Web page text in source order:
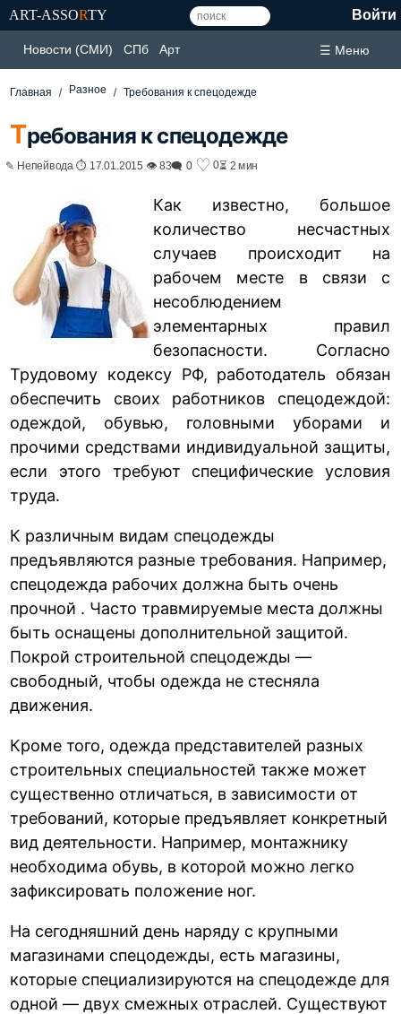
ART-ASSORTY Войти
Новости (СМИ) СПб Арт ☰ Меню
Главная Разное Требования к спецодежде
Требования к спецодежде
✎ Непейвода ⏱ 17.01.2015 👁 83🗨 0 ♡ 0⏳ 2 мин
Как известно, большое
количество несчастных
случаев происходит на
рабочем месте в связи с
несоблюдением
элементарных правил
безопасности. Согласно
Трудовому кодексу РФ, работодатель обязан
обеспечить своих работников спецодеждой:
одеждой, обувью, головными уборами и
прочими средствами индивидуальной защиты,
если этого требуют специфические условия
труда.
К различным видам спецодежды
предъявляются разные требования. Например,
спецодежда рабочих должна быть очень
прочной . Часто травмируемые места должны
быть оснащены дополнительной защитой.
Покрой строительной спецодежды —
свободный, чтобы одежда не стесняла
движения.
Кроме того, одежда представителей разных
строительных специальностей также может
существенно отличаться, в зависимости от
требований, которые предъявляет конкретный
вид деятельности. Например, монтажнику
необходима обувь, в которой можно легко
зафиксировать положение ног.
На сегодняшний день наряду с крупными
магазинами спецодежды, есть магазины,
которые специализируются на спецодежде для
одной — двух смежных отраслей. Существуют